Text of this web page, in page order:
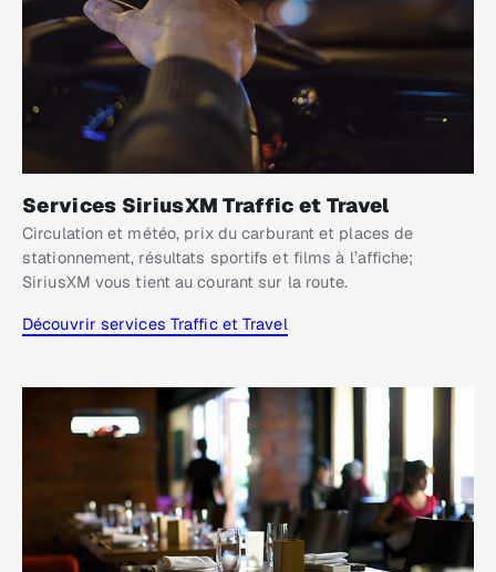
Services SiriusXM Traffic et Travel
Circulation et météo, prix du carburant et places de
stationnement, résultats sportifs et films à l’affiche;
SiriusXM vous tient au courant sur la route.
Découvrir services Traffic et Travel